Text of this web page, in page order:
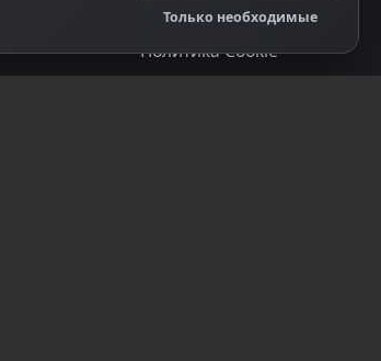
Правила оплаты
Политика Cookie
Только необходимые